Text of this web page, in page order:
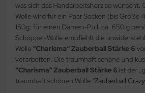
was sich das Handarbeitsherz so wünscht.
Wolle wird für ein Paar Socken (bis Größe
150g; für einen Damen-Pulli ca. 650 g
Schoppel-Wolle empfiehlt die
Wolle “Charisma“ Zauberball Stärke 6
verarbeiten. Die traumhaft schöne und
“Charisma“ Zauberball Stärke 6 ist der
traumhaft schönen Wolle "Zauberball